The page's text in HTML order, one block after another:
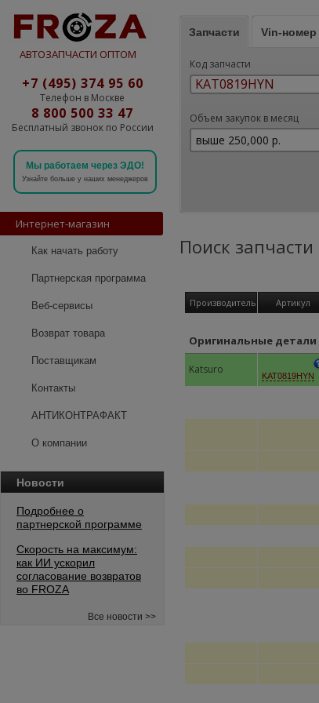
АВТОЗАПЧАСТИ ОПТОМ
+7 (495) 374 95 60
Телефон в Москве
8 800 500 33 47
Бесплатный звонок по России
Мы работаем через ЭДО!
Узнайте больше у наших менеджеров
Интернет-магазин
Как начать работу
Партнерская программа
Веб-сервисы
Возврат товара
Поставщикам
Контакты
АНТИКОНТРАФАКТ
О компании
Новости
Подробнее о
партнерской программе
Скорость на максимум:
как ИИ ускорил
согласование возвратов
во FROZA
Все новости >>
Запчасти Vin-номер
Код запчасти
Объем закупок в месяц
Поиск запчасти
Производитель Артикул
Оригинальные детали
Katsuro KAT0819HYN